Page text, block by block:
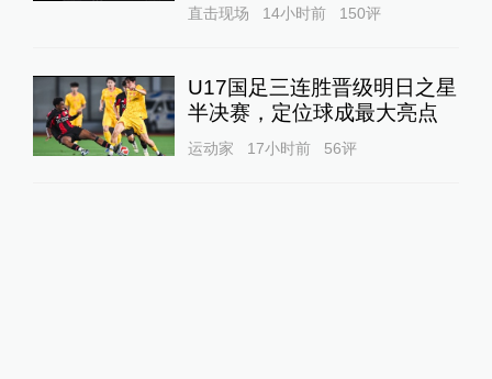
直击现场 14小时前 150评
U17国足三连胜晋级明日之星
半决赛，定位球成最大亮点
运动家 17小时前 56评